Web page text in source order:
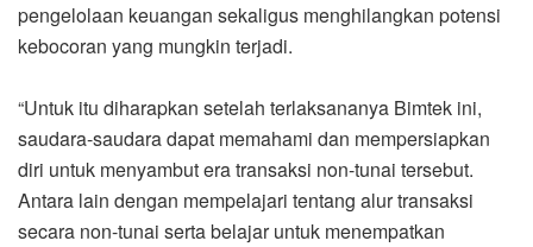
pengelolaan keuangan sekaligus menghilangkan potensi
kebocoran yang mungkin terjadi.
“Untuk itu diharapkan setelah terlaksananya Bimtek ini,
saudara-saudara dapat memahami dan mempersiapkan
diri untuk menyambut era transaksi non-tunai tersebut.
Antara lain dengan mempelajari tentang alur transaksi
secara non-tunai serta belajar untuk menempatkan